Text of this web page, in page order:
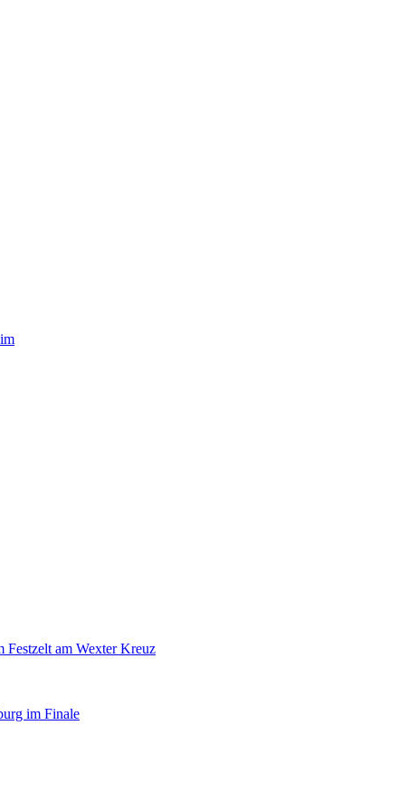
am Wexter Kreuz
im Finale